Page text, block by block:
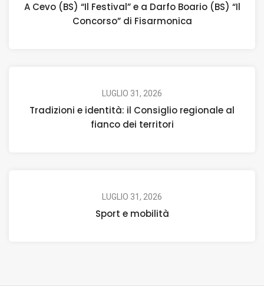
A Cevo (BS) “Il Festival” e a Darfo Boario (BS) “Il
Concorso” di Fisarmonica
LUGLIO 31, 2026
Tradizioni e identità: il Consiglio regionale al
fianco dei territori
LUGLIO 31, 2026
Sport e mobilità